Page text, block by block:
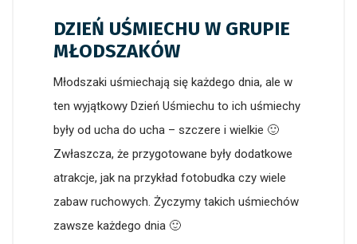
DZIEŃ UŚMIECHU W GRUPIE
MŁODSZAKÓW
Młodszaki uśmiechają się każdego dnia, ale w
ten wyjątkowy Dzień Uśmiechu to ich uśmiechy
były od ucha do ucha – szczere i wielkie 🙂
Zwłaszcza, że przygotowane były dodatkowe
atrakcje, jak na przykład fotobudka czy wiele
zabaw ruchowych. Życzymy takich uśmiechów
zawsze każdego dnia 🙂